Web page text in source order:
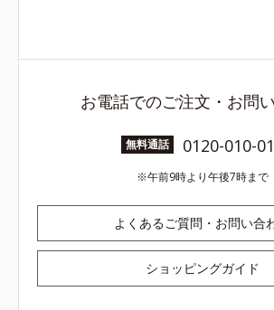
お電話でのご注文・お問
無料通話 0120-010-
午前9時より午後7時まで
よくあるご質問・お問い合
ショッピングガイド